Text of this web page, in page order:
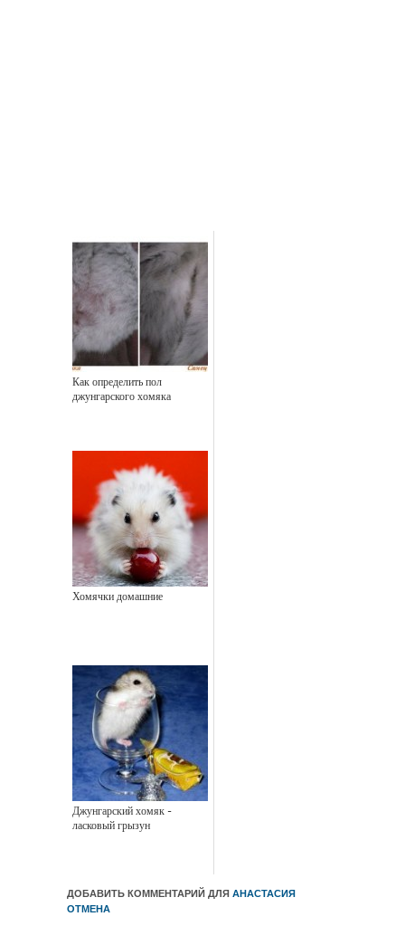
Как определить пол
джунгарского хомяка
Хомячки домашние
Джунгарский хомяк -
ласковый грызун
ДОБАВИТЬ КОММЕНТАРИЙ ДЛЯ АНАСТАСИЯ
ОТМЕНА